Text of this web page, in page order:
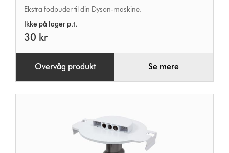
Ekstra fodpuder til din Dyson-maskine.
Ikke på lager p.t.
30 kr
Overvåg produkt Se mere